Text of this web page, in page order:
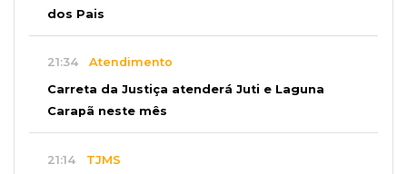
dos Pais
21:34 Atendimento
Carreta da Justiça atenderá Juti e Laguna
Carapã neste mês
21:14 TJMS